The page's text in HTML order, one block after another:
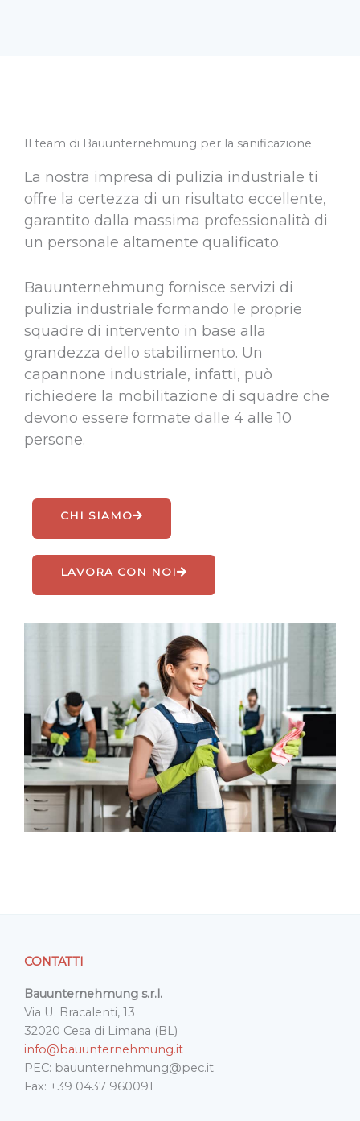
Il team di Bauunternehmung per la sanificazione
La nostra impresa di pulizia industriale ti
offre la certezza di un risultato eccellente,
garantito dalla massima professionalità di
un personale altamente qualificato.
Bauunternehmung fornisce servizi di
pulizia industriale formando le proprie
squadre di intervento in base alla
grandezza dello stabilimento. Un
capannone industriale, infatti, può
richiedere la mobilitazione di squadre che
devono essere formate dalle 4 alle 10
persone.
CHI SIAMO
LAVORA CON NOI
CONTATTI
Bauunternehmung s.r.l.
Via U. Bracalenti, 13
32020 Cesa di Limana (BL)
info@bauunternehmung.it
PEC: bauunternehmung@pec.it
Fax: +39 0437 960091